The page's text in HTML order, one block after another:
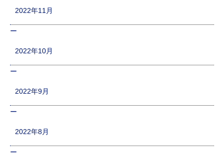
2022年11月
2022年10月
2022年9月
2022年8月